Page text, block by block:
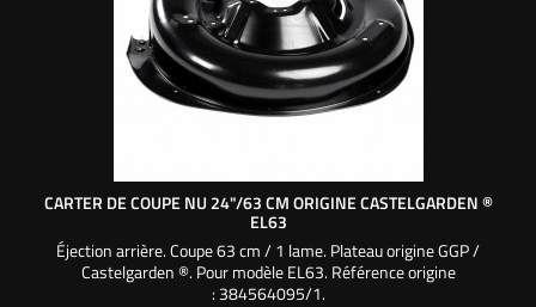
CARTER DE COUPE NU 24"/63 CM ORIGINE CASTELGARDEN ®
EL63
Éjection arrière. Coupe 63 cm / 1 lame. Plateau origine GGP /
Castelgarden ®. Pour modèle EL63. Référence origine
: 384564095/1.